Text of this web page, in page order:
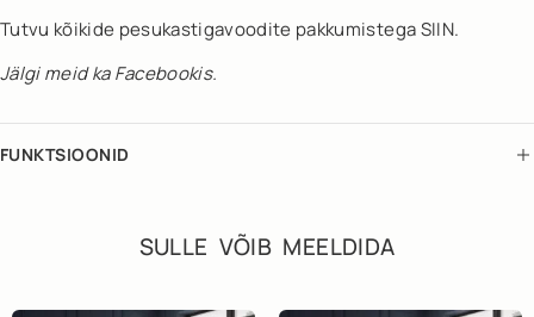
Tutvu kõikide pesukastigavoodite pakkumistega SIIN.
Jälgi meid kaFacebookis.
FUNKTSIOONID
SULLE VÕIB MEELDIDA